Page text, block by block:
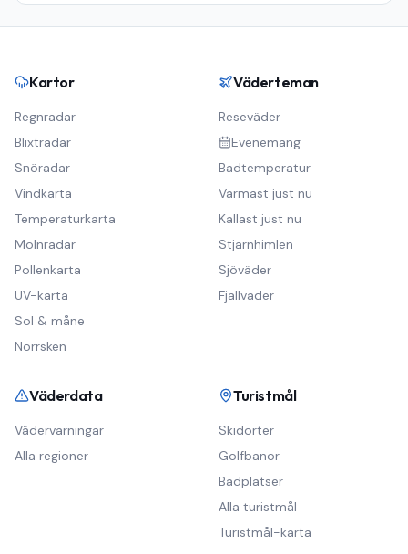
Kartor
Regnradar
Blixtradar
Snöradar
Vindkarta
Temperaturkarta
Molnradar
Pollenkarta
UV-karta
Sol & måne
Norrsken
Väderteman
Reseväder
Evenemang
Badtemperatur
Varmast just nu
Kallast just nu
Stjärnhimlen
Sjöväder
Fjällväder
Väderdata
Vädervarningar
Alla regioner
Turistmål
Skidorter
Golfbanor
Badplatser
Alla turistmål
Turistmål-karta